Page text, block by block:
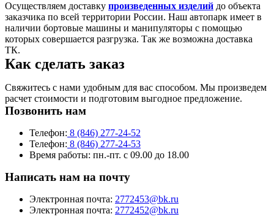
Осуществляем доставку произведенных изделий до объекта
заказчика по всей территории России. Наш автопарк имеет в
наличии бортовые машины и манипуляторы с помощью
которых совершается разгрузка. Так же возможна доставка
ТК.
Как сделать заказ
Свяжитесь с нами удобным для вас способом. Мы произведем
расчет стоимости и подготовим выгодное предложение.
Позвонить нам
Телефон: 8 (846) 277-24-52
Телефон: 8 (846) 277-24-53
Время работы: пн.-пт. с 09.00 до 18.00
Написать нам на почту
Электронная почта: 2772453@bk.ru
Электронная почта: 2772452@bk.ru